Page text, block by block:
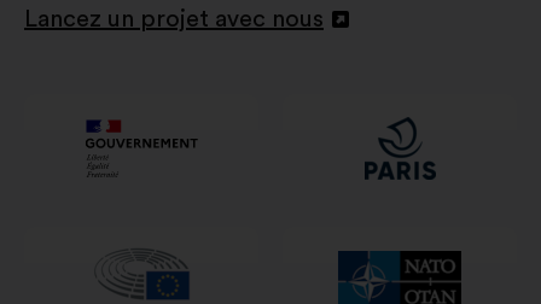
Lancez un projet avec nous
Ouverture
nouvel
onglet